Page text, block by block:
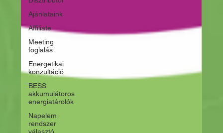
Ajánlataink
Affiliate
Meeting
foglalás
Energetikai
konzultáció
BESS
akkumulátoros
energiatárolók
Napelem
rendszer